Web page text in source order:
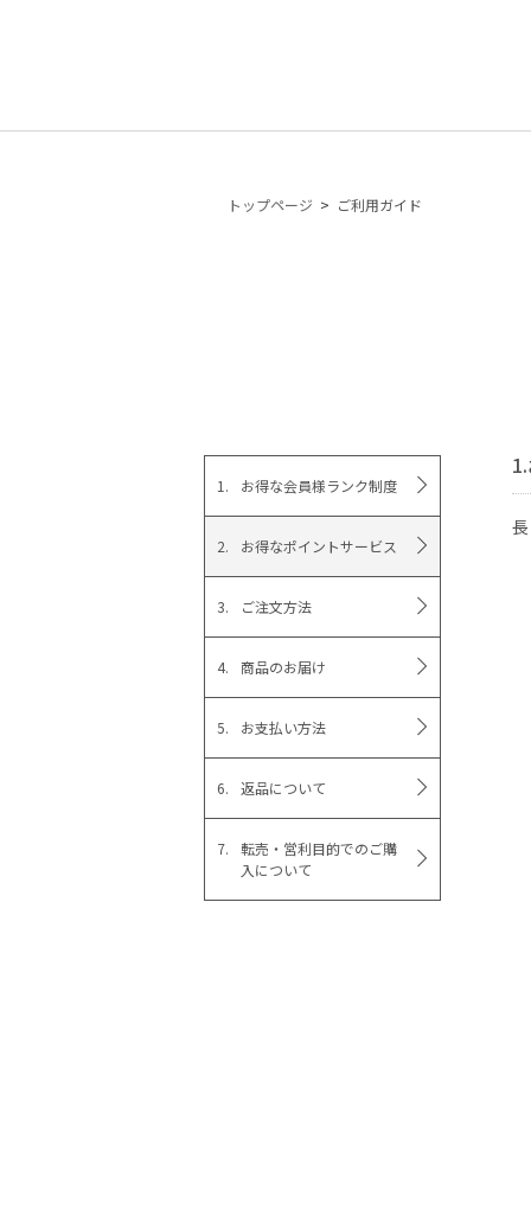
トップページ ご利用ガイド
お得な会員様ランク制度
お得なポイントサービス
ご注文方法
商品のお届け
お支払い方法
返品について
転売・営利目的でのご購
入について